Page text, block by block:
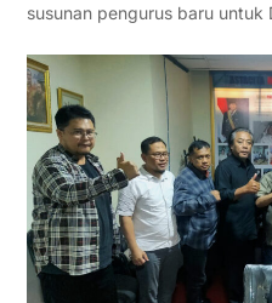
susunan pengurus baru